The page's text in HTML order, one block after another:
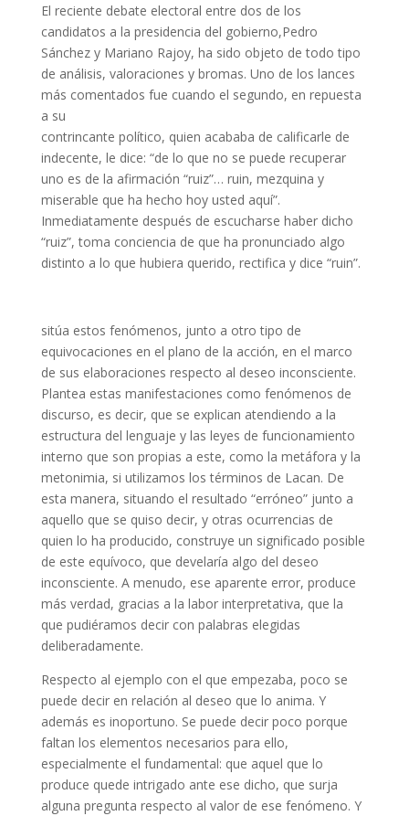
El reciente debate electoral entre dos de los
candidatos a la presidencia del gobierno,Pedro
Sánchez y Mariano Rajoy, ha sido objeto de todo tipo
de análisis, valoraciones y bromas. Uno de los lances
más comentados fue cuando el segundo, en repuesta
a su
contrincante político, quien acababa de calificarle de
indecente, le dice: “de lo que no se puede recuperar
uno es de la afirmación “ruiz”… ruin, mezquina y
miserable que ha hecho hoy usted aquí”.
Inmediatamente después de escucharse haber dicho
“ruiz”, toma conciencia de que ha pronunciado algo
distinto a lo que hubiera querido, rectifica y dice “ruin”.
sitúa estos fenómenos, junto a otro tipo de
equivocaciones en el plano de la acción, en el marco
de sus elaboraciones respecto al deseo inconsciente.
Plantea estas manifestaciones como fenómenos de
discurso, es decir, que se explican atendiendo a la
estructura del lenguaje y las leyes de funcionamiento
interno que son propias a este, como la metáfora y la
metonimia, si utilizamos los términos de Lacan. De
esta manera, situando el resultado “erróneo” junto a
aquello que se quiso decir, y otras ocurrencias de
quien lo ha producido, construye un significado posible
de este equívoco, que develaría algo del deseo
inconsciente. A menudo, ese aparente error, produce
más verdad, gracias a la labor interpretativa, que la
que pudiéramos decir con palabras elegidas
deliberadamente.
Respecto al ejemplo con el que empezaba, poco se
puede decir en relación al deseo que lo anima. Y
además es inoportuno. Se puede decir poco porque
faltan los elementos necesarios para ello,
especialmente el fundamental: que aquel que lo
produce quede intrigado ante ese dicho, que surja
alguna pregunta respecto al valor de ese fenómeno. Y